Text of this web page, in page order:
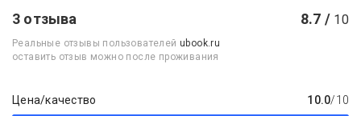
3 отзыва 8.7 / 10
Реальные отзывы пользователейubook.ru
оставить отзыв можно после проживания
Цена/качество 10.0/10